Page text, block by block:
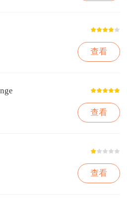
查看
查看
查看